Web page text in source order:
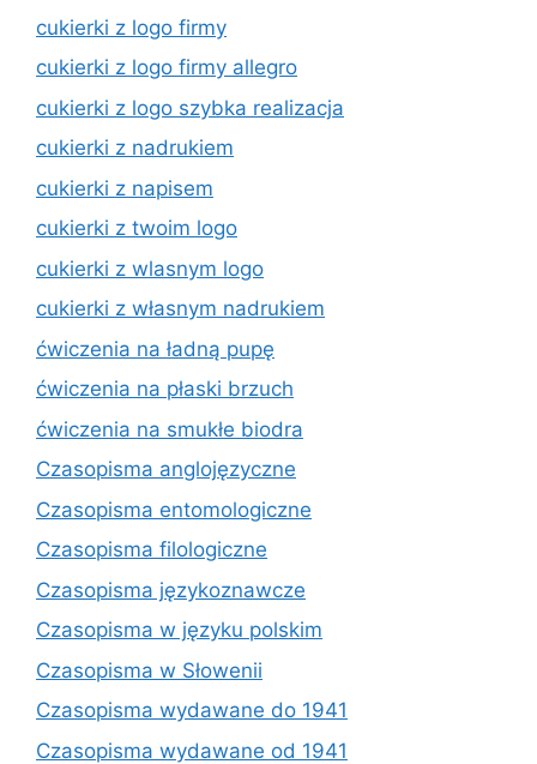
cukierki z logo firmy
cukierki z logo firmy allegro
cukierki z logo szybka realizacja
cukierki z nadrukiem
cukierki z napisem
cukierki z twoim logo
cukierki z wlasnym logo
cukierki z własnym nadrukiem
ćwiczenia na ładną pupę
ćwiczenia na płaski brzuch
ćwiczenia na smukłe biodra
Czasopisma anglojęzyczne
Czasopisma entomologiczne
Czasopisma filologiczne
Czasopisma językoznawcze
Czasopisma w języku polskim
Czasopisma w Słowenii
Czasopisma wydawane do 1941
Czasopisma wydawane od 1941